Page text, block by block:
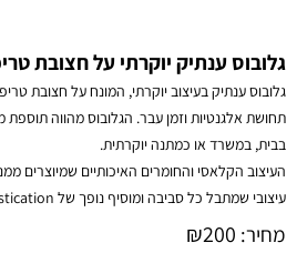
גלובוס ענתיק יוקרתי על חצובת
גלובוס ענתיק בעיצוב יוקרתי, המונח על חצובת
תחושת אלגנטיות וזמן עבר. הגלובוס מהווה
בבית, במשרד או כמתנה יוקרתית.
העיצוב הקלאסי והחומרים האיכותיים שמיוצרים
עיצובי שמתבל כל סביבה ומוסיף נופך של sophistication וסטייל.
מחיר: ₪200